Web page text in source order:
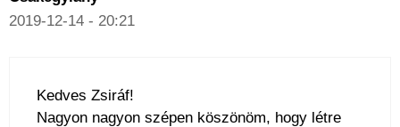
2019-12-14 - 20:21
Kedves Zsiráf!
Nagyon nagyon szépen köszönöm, hogy létre